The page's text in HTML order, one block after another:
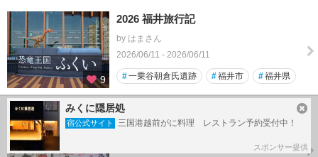
9
2026 福井旅行記
by はまさん
2026/06/11 - 2026/06/11
#一乗谷朝倉氏遺跡 #福井市 #福井県
１人旅 株主優待券を使うために、石
川県、福井県の旅②
みくに隠居処
宿公式サイト 三国港越前がに料理 レストラン予約受付中！
スポンサー提供